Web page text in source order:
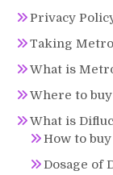
Privacy
Taking
What is
Where to
What is
How to
Dosage of